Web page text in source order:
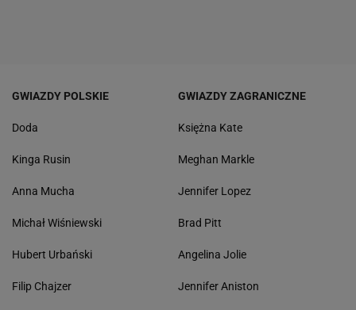
GWIAZDY POLSKIE
Doda
Kinga Rusin
Anna Mucha
Michał Wiśniewski
Hubert Urbański
Filip Chajzer
GWIAZDY ZAGRANICZNE
Księżna Kate
Meghan Markle
Jennifer Lopez
Brad Pitt
Angelina Jolie
Jennifer Aniston